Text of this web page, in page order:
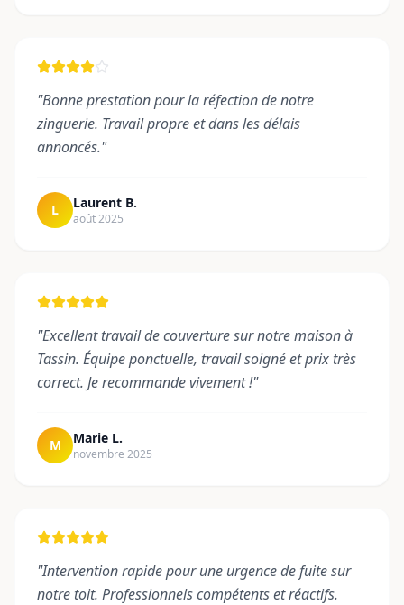
"Bonne prestation pour la réfection de notre
zinguerie. Travail propre et dans les délais
annoncés."
L Laurent B.
août 2025
"Excellent travail de couverture sur notre maison à
Tassin. Équipe ponctuelle, travail soigné et prix très
correct. Je recommande vivement !"
M Marie L.
novembre 2025
"Intervention rapide pour une urgence de fuite sur
notre toit. Professionnels compétents et réactifs.